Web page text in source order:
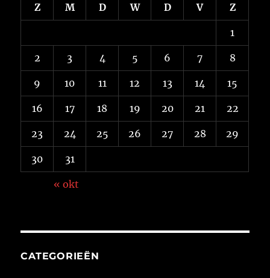
Z M D W D V Z
1
2 3 4 5 6 7 8
9 10 11 12 13 14 15
16 17 18 19 20 21 22
23 24 25 26 27 28 29
30 31
« okt
CATEGORIEËN